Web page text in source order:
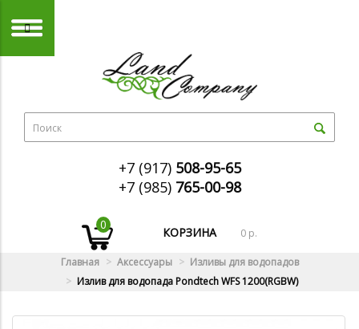
+7 (917) 508-95-65
+7 (985) 765-00-98
0
КОРЗИНА 0 р.
Главная Аксессуары
Изливы для водопадов
Излив для водопада Pondtech WFS 1200(RGBW)